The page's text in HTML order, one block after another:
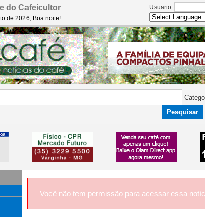
do Cafeicultor
de 2026, Boa noite!
Usuario:
Você não tem permissão para acessar essa